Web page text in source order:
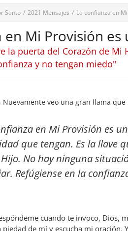
Santo / 2021 Mensajes / La confianza en
en Mi Provisión
la puerta del Corazón de
y no tengan miedo"
Nuevamente veo una gran llama
en Mi Provisión es
que tengan. Es la llave
No hay ninguna
Refúgiense en la
cuando te invoco, Dios,
de mí y escucha mi oración.